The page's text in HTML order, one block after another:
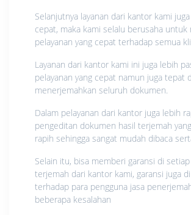
Selanjutnya layanan dari kantor kami
cepat, maka kami selalu berusaha untuk
pelayanan yang cepat terhadap semua
Layanan dari kantor kami ini juga lebih
pelayanan yang cepat namun juga tepat
menerjemahkan seluruh dokumen.
Dalam pelayanan dari kantor juga lebih
pengeditan dokumen hasil terjemah
rapih sehingga sangat mudah dibaca
Selain itu, bisa memberi garansi di
terjemah dari kantor kami, garansi juga
terhadap para pengguna jasa
beberapa kesalahan